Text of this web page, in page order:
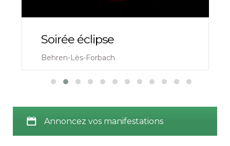
Soirée éclipse
Behren-Lès-Forbach
Annoncez vos manifestations